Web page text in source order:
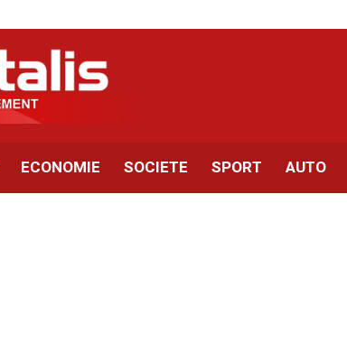
ECONOMIE SOCIETE SPORT AUTO